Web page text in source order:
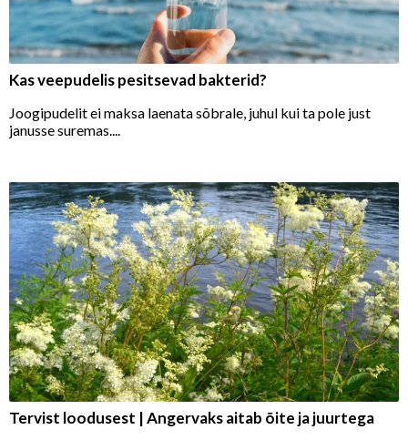
Kas veepudelis pesitsevad bakterid?
Joogipudelit ei maksa laenata sõbrale, juhul kui ta pole just
janusse suremas....
Tervist loodusest | Angervaks aitab õite ja juurtega